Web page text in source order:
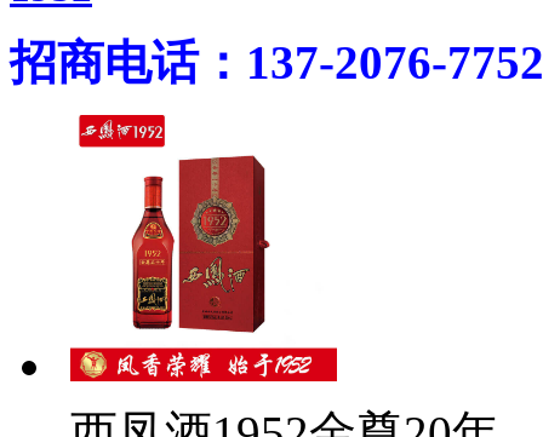
招商电话：137-2076-7752